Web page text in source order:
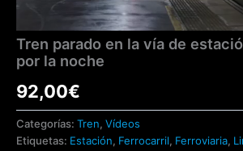
Tren parado en la vía de
por la noche
92,00€
Categorías: Tren, Vídeos
Etiquetas: Estación, Ferrocarril, Ferroviaria,
noche
cantidad